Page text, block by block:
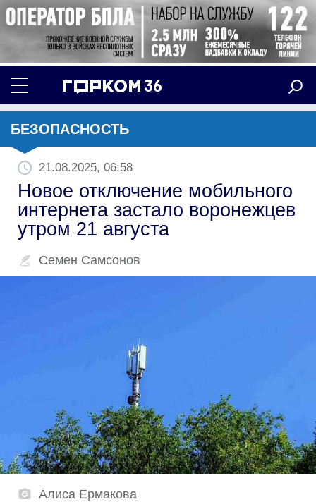
БЕЗОПАСНОСТЬ
21.08.2025, 06:58
Новое отключение мобильного
интернета застало воронежцев
утром 21 августа
Семен Самсонов
Алиса Ермакова